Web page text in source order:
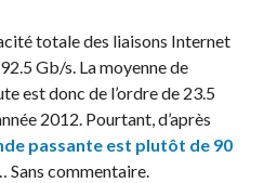
totale des liaisons Internet
Gb/s. La moyenne de
est donc de l’ordre de 23.5
2012. Pourtant, d’après
passante est plutôt de 90
Sans commentaire.